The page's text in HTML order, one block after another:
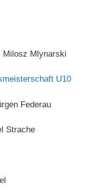
Milosz Mlynarski
U10
Federau
Strache